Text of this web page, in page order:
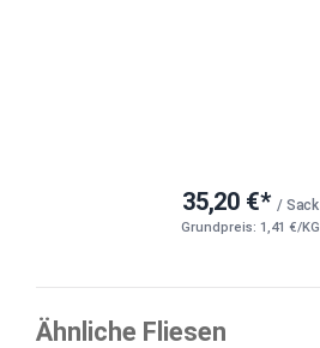
35,20 €* / Sack
Grundpreis: 1,41 €/KG
Ähnliche Fliesen